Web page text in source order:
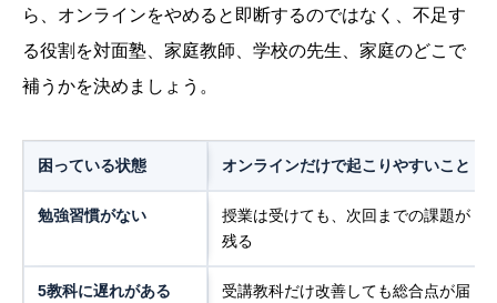
ら、オンラインをやめると即断するのではなく、不足す
る役割を対面塾、家庭教師、学校の先生、家庭のどこで
補うかを決めましょう。
困っている状態 オンラインだけで起こりやすいこと
勉強習慣がない
授業は受けても、次回までの課題が
残る
5教科に遅れがある
受講教科だけ改善しても総合点が届